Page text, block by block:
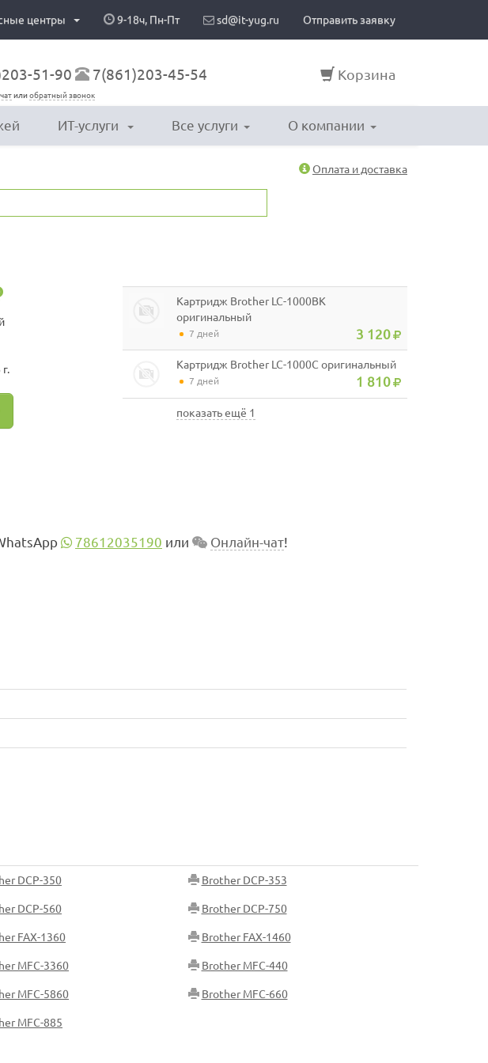
центры 9-18ч, Пн-Пт sd@it-yug.ru Отправить заявку
51-90 7(861)203-45-54
илиобратный звонок
Корзина
ИТ-услуги Все услуги О компании
Оплата и доставка
Картридж Brother LC-1000BK
оригинальный
7 дней 3 120
Картридж Brother LC-1000C оригинальный
7 дней 1 810
показать ещё 1
78612035190 или Онлайн-чат!
DCP-350 Brother DCP-353
DCP-560 Brother DCP-750
FAX-1360 Brother FAX-1460
MFC-3360 Brother MFC-440
MFC-5860 Brother MFC-660
MFC-885